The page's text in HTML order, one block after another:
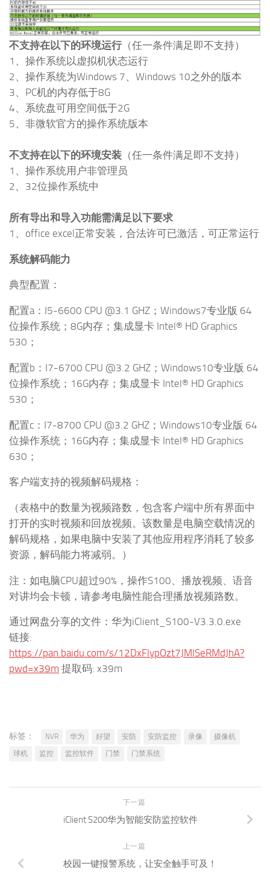
不支持在以下的环境运行（任一条件满足即不支持）
1、操作系统以虚拟机状态运行
2、操作系统为Windows 7、Windows 10之外的版本
3、PC机的内存低于8G
4、系统盘可用空间低于2G
5、非微软官方的操作系统版本
不支持在以下的环境安装 （任一条件满足即不支持）
1、操作系统用户非管理员
2、32位操作系统中
所有导出和导入功能需满足以下要求
1、office excel正常安装，合法许可已激活，可正常运行
系统解码能力
典型配置：
配置a：I5-6600 CPU @3.1 GHZ；Windows7专业版 64
位操作系统；8G内存；集成显卡 Intel® HD Graphics
530；
配置b：I7-6700 CPU @3.2 GHZ；Windows10专业版 64
位操作系统；16G内存；集成显卡 Intel® HD Graphics
530；
配置c：I7-8700 CPU @3.2 GHZ；Windows10专业版 64
位操作系统；16G内存；集成显卡 Intel® HD Graphics
630；
客户端支持的视频解码规格：
（表格中的数量为视频路数，包含客户端中所有界面中
打开的实时视频和回放视频。该数量是电脑空载情况的
解码规格，如果电脑中安装了其他应用程序消耗了较多
资源，解码能力将减弱。）
注：如电脑CPU超过90%，操作S100、播放视频、语音
对讲均会卡顿，请参考电脑性能合理播放视频路数。
通过网盘分享的文件：华为iClient_S100-V3.3.0.exe
链接:
https://pan.baidu.com/s/12DxFlypOzt7JMlSeRMdJhA?
pwd=x39m 提取码: x39m
标签： NVR 华为 好望 安防 安防监控 录像
摄像机
球机
监控 监控软件 门禁 门禁系统
下一篇
iClient S200华为智能安防监控软件
上一篇
校园一键报警系统，让安全触手可及！